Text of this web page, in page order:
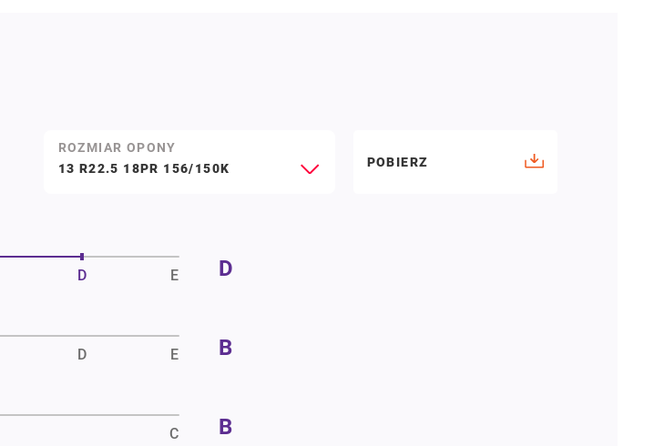
ROZMIAR OPONY
13 R22.5 18PR 156/150K
POBIERZ
D E D
D E B
C B